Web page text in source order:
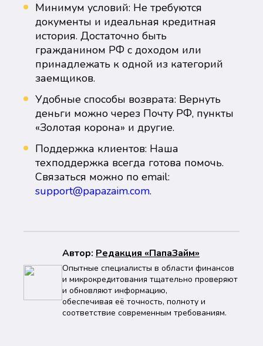
Минимум условий: Не требуются
документы и идеальная кредитная
история. Достаточно быть
гражданином РФ с доходом или
принадлежать к одной из категорий
заемщиков.
Удобные способы возврата: Вернуть
деньги можно через Почту РФ, пункты
«Золотая корона» и другие.
Поддержка клиентов: Наша
техподдержка всегда готова помочь.
Связаться можно по email:
support@papazaim.com.
Автор: Peдaкция «ПапаЗайм»
Опытные специалисты в области финансов
и микрокредитования тщательно проверяют
и обновляют информацию,
обеспечивая её точность, полноту и
соответствие современным требованиям.